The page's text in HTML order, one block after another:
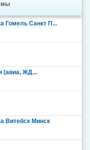
Гомель Санкт П...
(авиа, ЖД...
Витебск Минск